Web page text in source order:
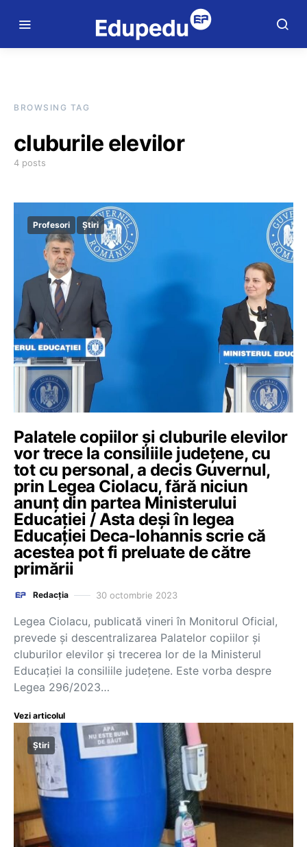
BROWSING TAG
cluburile elevilor
4 posts
Profesori Știri
Palatele copiilor și cluburile elevilor
vor trece la consiliile județene, cu
tot cu personal, a decis Guvernul,
prin Legea Ciolacu, fără niciun
anunț din partea Ministerului
Educației / Asta deși în legea
Educației Deca-Iohannis scrie că
acestea pot fi preluate de către
primării
Redacția 30 octombrie 2023
Legea Ciolacu, publicată vineri în Monitorul Oficial,
prevede și descentralizarea Palatelor copiilor și
cluburilor elevilor și trecerea lor de la Ministerul
Educației la consiliile județene. Este vorba despre
Legea 296/2023…
Vezi articolul
Știri